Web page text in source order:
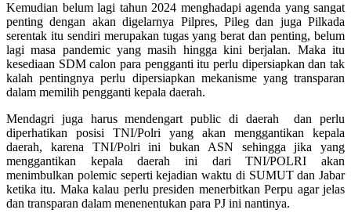
Kemudian belum lagi tahun 2024 menghadapi agenda yang sangat
penting dengan akan digelarnya Pilpres, Pileg dan juga Pilkada
serentak itu sendiri merupakan tugas yang berat dan penting, belum
lagi masa pandemic yang masih hingga kini berjalan. Maka itu
kesediaan SDM calon para pengganti itu perlu dipersiapkan dan tak
kalah pentingnya perlu dipersiapkan mekanisme yang transparan
dalam memilih pengganti kepala daerah.
Mendagri juga harus mendengart public di daerah dan perlu
diperhatikan posisi TNI/Polri yang akan menggantikan kepala
daerah, karena TNI/Polri ini bukan ASN sehingga jika yang
menggantikan kepala daerah ini dari TNI/POLRI akan
menimbulkan polemic seperti kejadian waktu di SUMUT dan Jabar
ketika itu. Maka kalau perlu presiden menerbitkan Perpu agar jelas
dan transparan dalam menenentukan para PJ ini nantinya.